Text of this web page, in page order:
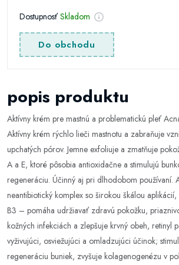
Dostupnosť Skladom
Do obchodu
popis produktu
Aktívny krém pre mastnú a problematickú pleť
Aktívny krém rýchlo lieči mastnotu a zabraňuje
upchatých pórov. Jemne exfoliuje a zmatňuje
A a E, ktoré pôsobia antioxidačne a stimulujú
regeneráciu. Účinný aj pri dlhodobom používaní.
neantibiotický komplex so širokou škálou
B3 – pomáha udržiavať zdravú pokožku,
kožných infekciách a zlepšuje krvný obeh, retinyl
vyživujúci, osviežujúci a omladzujúci účinok;
regeneráciu buniek, zvyšuje kolagenogenézu v